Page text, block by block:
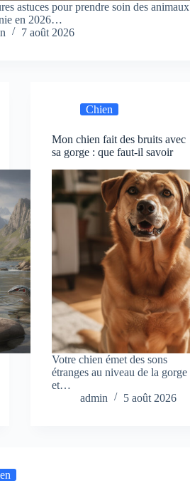
astuces pour prendre soin des animaux
en 2026…
7 août 2026
Chien
Mon chien fait des bruits avec
sa gorge : que faut-il savoir
Votre chien émet des sons
étranges au niveau de la gorge
et…
admin
5 août 2026